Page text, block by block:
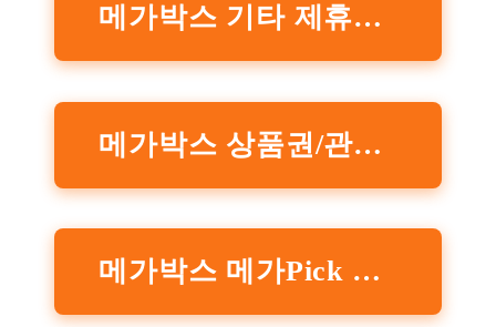
메가박스 기타 제휴할인 공식홈페이지 확인하기
메가박스 상품권/관람권 할인 공식홈페이지 확인하기
메가박스 메가Pick 이벤트 공식홈페이지 확인하기